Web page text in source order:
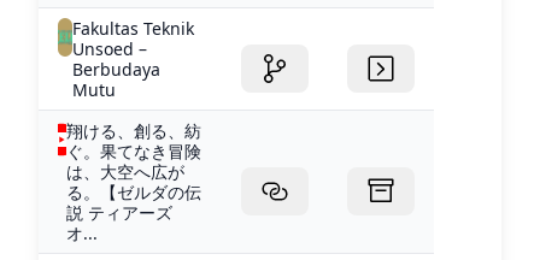
Fakultas Teknik
Unsoed –
Berbudaya
Mutu
翔ける、創る、紡
ぐ。果てなき冒険
は、大空へ広が
る。【ゼルダの伝
説 ティアーズ
オ...